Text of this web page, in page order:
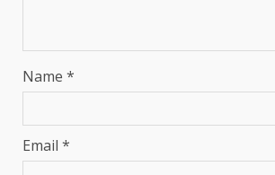
Name *
Email *